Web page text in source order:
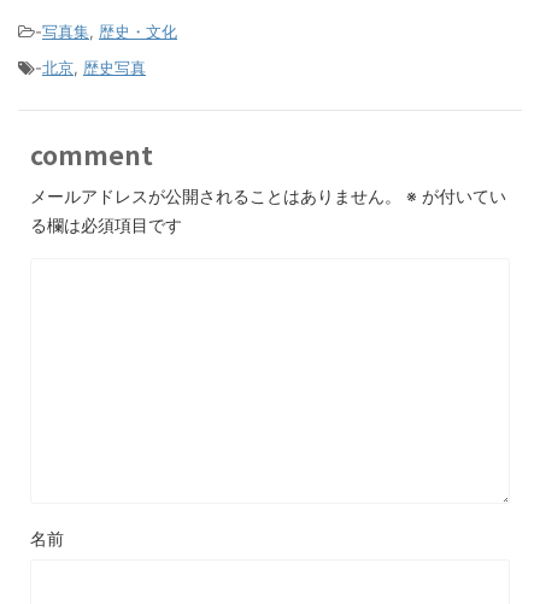
-写真集, 歴史・文化
-北京, 歴史写真
comment
メールアドレスが公開されることはありません。 ※ が付いてい
る欄は必須項目です
名前